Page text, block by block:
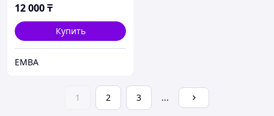
12 000₸
Купить
EMBA
1 2 3 ...